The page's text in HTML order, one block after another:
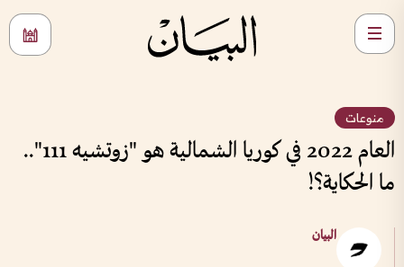
منوعات
العام 2022 في كوريا الشمالية هو "زوتشيه 111"..
ما الحكاية؟!
البيان